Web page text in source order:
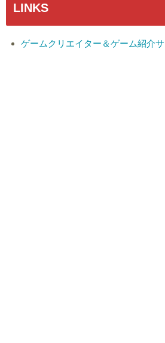
LINKS
ゲームクリエイター＆ゲーム紹介